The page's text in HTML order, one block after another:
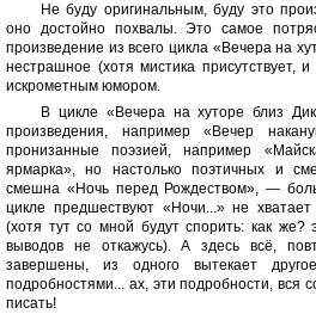
Не буду оригинальным, буду это
оно достойно похвалы. Это самое
произведение из всего цикла «Вечера на
нестрашное (хотя мистика присутствует,
искрометным юмором.
В цикле «Вечера на хуторе близ
произведения, например «Вечер
пронизанные поэзией, например
ярмарка», но настолько поэтичных и
смешна «Ночь перед Рождеством», —
цикле предшествуют «Ночи...» не
(хотя тут со мной будут спорить: как же?
выводов не откажусь). А здесь всё,
завершены, из одного вытекает
подробностями... ах, эти подробности, вся
писать!